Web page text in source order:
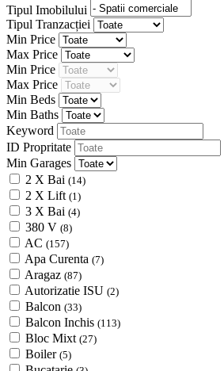
Tipul Imobilului
Tipul Tranzacției
Min Price
Max Price
Min Price
Max Price
Min Beds
Min Baths
Keyword
ID Propritate
Min Garages
2 X Bai (14)
2 X Lift (1)
3 X Bai (4)
380 V (8)
AC (157)
Apa Curenta (7)
Aragaz (87)
Autorizatie ISU (2)
Balcon (33)
Balcon Inchis (113)
Bloc Mixt (27)
Boiler (5)